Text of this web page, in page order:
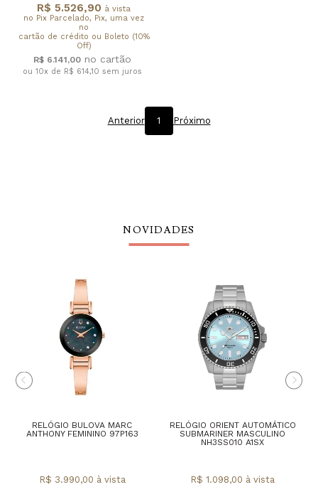
R$ 5.526,90 à vista
no Pix Parcelado, Pix, uma vez
no
cartão de crédito ou Boleto (10%
Off)
R$ 6.141,00
ou 10x de R$ 614,10 sem juros
Anterior 1 Próximo
NOVIDADES
RELÓGIO BULOVA MARC
ANTHONY FEMININO 97P163
R$ 3.990,00 à vista
RELÓGIO ORIENT AUTOMÁTICO
SUBMARINER MASCULINO
NH3SS010 A1SX
R$ 1.098,00 à vista